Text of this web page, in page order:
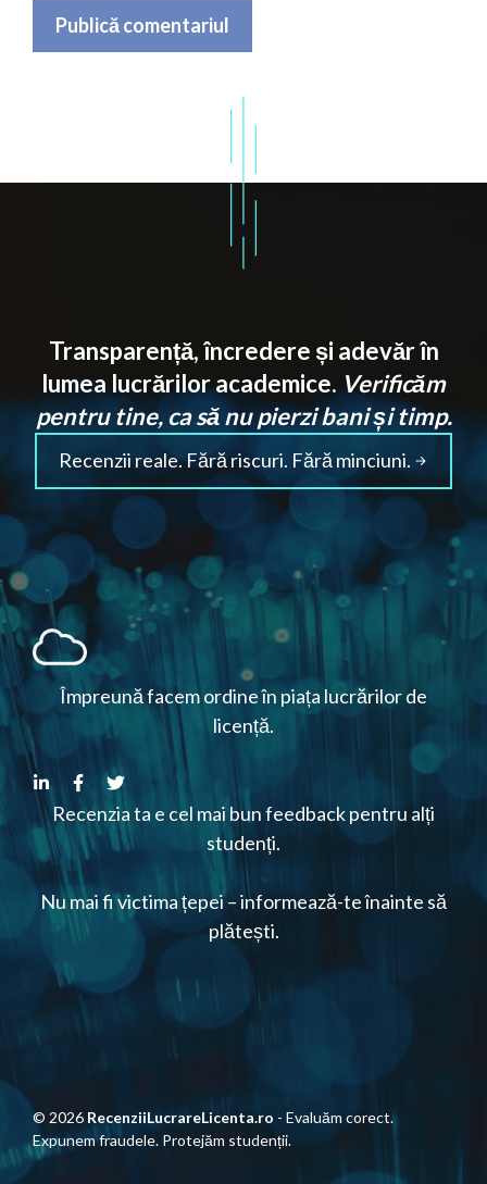
Transparență, încredere și adevăr în
lumea lucrărilor academice. Verificăm
pentru tine, ca să nu pierzi bani și timp.
Recenzii reale. Fără riscuri. Fără minciuni.
Împreună facem ordine în piața lucrărilor de
licență.
Recenzia ta e cel mai bun feedback pentru alți
studenți.
Nu mai fi victima țepei – informează-te înainte să
plătești.
© 2026 RecenziiLucrareLicenta.ro - Evaluăm corect.
Expunem fraudele. Protejăm studenții.